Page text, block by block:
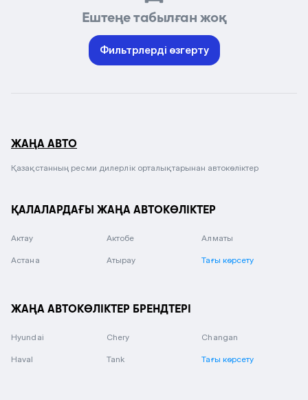
Ештеңе табылған жоқ
Фильтрлерді өзгерту
ЖАҢА АВТО
Қазақстанның ресми дилерлік орталықтарынан автокөліктер
ҚАЛАЛАРДАҒЫ ЖАҢА АВТОКӨЛІКТЕР
Актау Актобе Алматы
Астана Атырау Тағы көрсету
ЖАҢА АВТОКӨЛІКТЕР БРЕНДТЕРІ
Hyundai Chery Changan
Haval Tank Тағы көрсету